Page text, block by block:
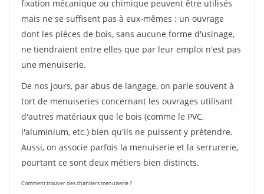
fixation mécanique ou chimique peuvent être utilisés
mais ne se suffisent pas à eux-mêmes : un ouvrage
dont les pièces de bois, sans aucune forme d'usinage,
ne tiendraient entre elles que par leur emploi n'est pas
une menuiserie.
De nos jours, par abus de langage, on parle souvent à
tort de menuiseries concernant les ouvrages utilisant
d'autres matériaux que le bois (comme le PVC,
l'aluminium, etc.) bien qu'ils ne puissent y prétendre.
Aussi, on associe parfois la menuiserie et la serrurerie,
pourtant ce sont deux métiers bien distincts.
Comment trouver des chantiers menuiserie ?